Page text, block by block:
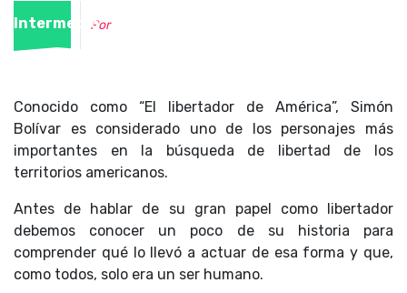
IntermedioPor
Conocido como “El libertador de América”, Simón
Bolívar es considerado uno de los personajes más
importantes en la búsqueda de libertad de los
territorios americanos.
Antes de hablar de su gran papel como libertador
debemos conocer un poco de su historia para
comprender qué lo llevó a actuar de esa forma y que,
como todos, solo era un ser humano.